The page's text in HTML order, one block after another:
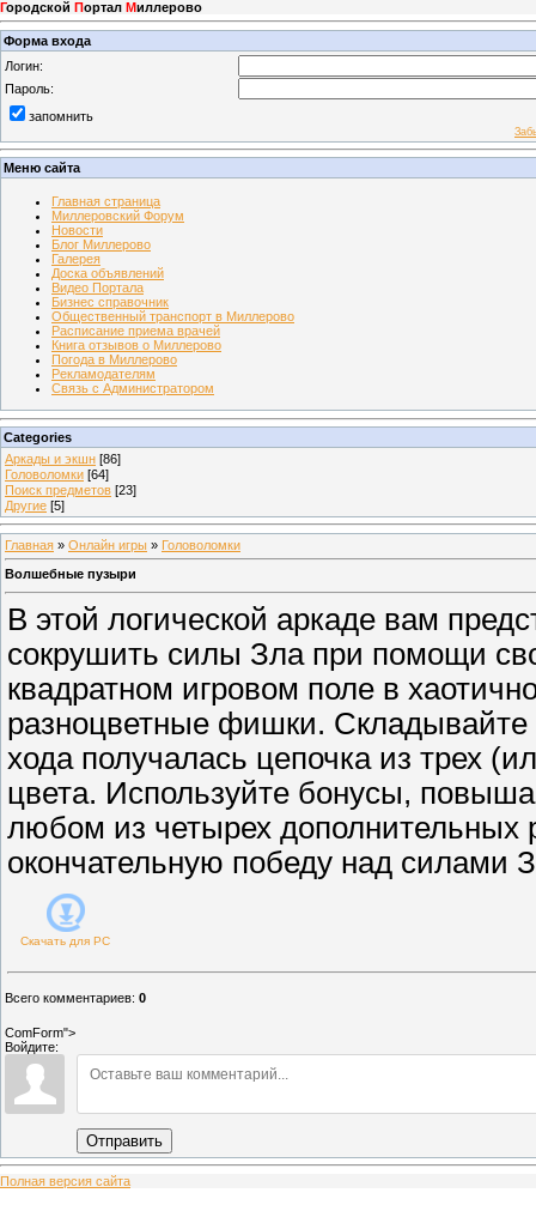
Городской Портал Миллерово
Форма входа
Логин:
Пароль:
запомнить
Меню сайта
Главная страница
Миллеровский Форум
Новости
Блог Миллерово
Галерея
Доска объявлений
Видео Портала
Бизнес справочник
Общественный транспорт в Миллерово
Расписание приема врачей
Книга отзывов о Миллерово
Погода в Миллерово
Рекламодателям
Связь с Администратором
Categories
Аркады и экшн [86]
Головоломки [64]
Поиск предметов [23]
Другие [5]
Главная » Онлайн игры » Головоломки
Волшебные пузыри
В этой логической аркаде вам
сокрушить силы Зла при помощи
квадратном игровом поле в
разноцветные фишки. Складывайте
хода получалась цепочка из трех
цвета. Используйте бонусы,
любом из четырех дополнительных
окончательную победу над силами
Скачать для PC
Всего комментариев: 0
ComForm">
Войдите:
Отправить
Полная версия сайта